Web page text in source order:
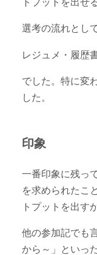
選考の流れとし
レジュメ・履
でした。特に変
した。
印象
一番印象に残っ
を求められたこ
トプットを出す
他の参加記でも
から～」といっ